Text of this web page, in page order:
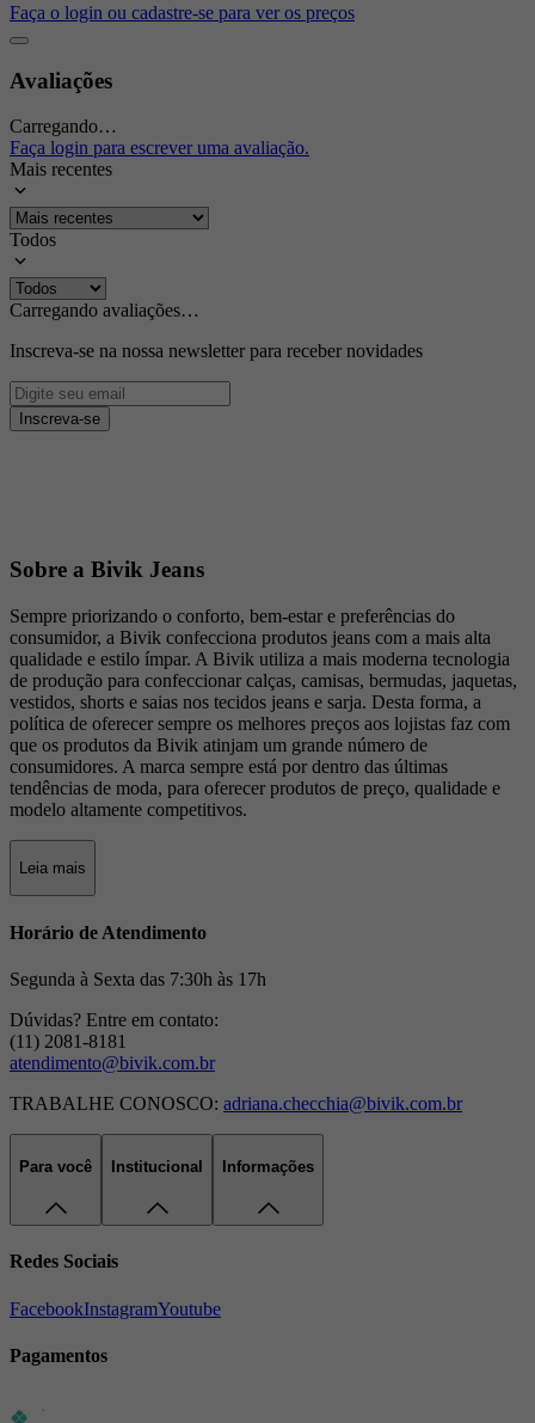
Faça o login ou cadastre-se para ver os preços
Avaliações
Carregando…
Faça login para escrever uma avaliação.
Mais recentes
Todos
Carregando avaliações…
Inscreva-se na nossa newsletter para receber novidades
Inscreva-se
Sobre a Bivik Jeans
Sempre priorizando o conforto, bem-estar e preferências do
consumidor, a Bivik confecciona produtos jeans com a mais alta
qualidade e estilo ímpar. A Bivik utiliza a mais moderna tecnologia
de produção para confeccionar calças, camisas, bermudas, jaquetas,
vestidos, shorts e saias nos tecidos jeans e sarja. Desta forma, a
política de oferecer sempre os melhores preços aos lojistas faz com
que os produtos da Bivik atinjam um grande número de
consumidores. A marca sempre está por dentro das últimas
tendências de moda, para oferecer produtos de preço, qualidade e
modelo altamente competitivos.
Leia mais
Horário de Atendimento
Segunda à Sexta das 7:30h às 17h
Dúvidas? Entre em contato:
(11) 2081-8181
atendimento@bivik.com.br
TRABALHE CONOSCO: adriana.checchia@bivik.com.br
Para você Institucional Informações
Redes Sociais
FacebookInstagramYoutube
Pagamentos